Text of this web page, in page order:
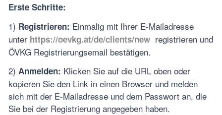
Erste Schritte:
1) Registrieren: Einmalig mit Ihrer E-Mailadresse
unter https://oevkg.at/de/clients/new registrieren und
ÖVKG Registrierungsemail bestätigen.
2) Anmelden: Klicken Sie auf die URL oben oder
kopieren Sie den Link in einen Browser und melden
sich mit der E-Mailadresse und dem Passwort an, die
Sie bei der Registrierung angegeben haben.